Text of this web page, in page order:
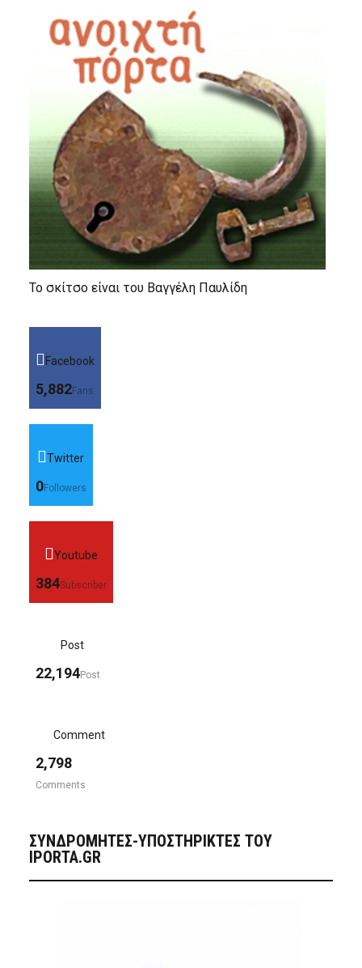
Το σκίτσο είναι του Βαγγέλη Παυλίδη
Facebook
5,882Fans
Twitter
0Followers
Youtube
384Subscriber
Post
22,194Post
Comment
2,798
Comments
ΣΥΝΔΡΟΜΗΤΈΣ-ΥΠΟΣΤΗΡΙΚΤΈΣ ΤΟΥ
IPORTA.GR